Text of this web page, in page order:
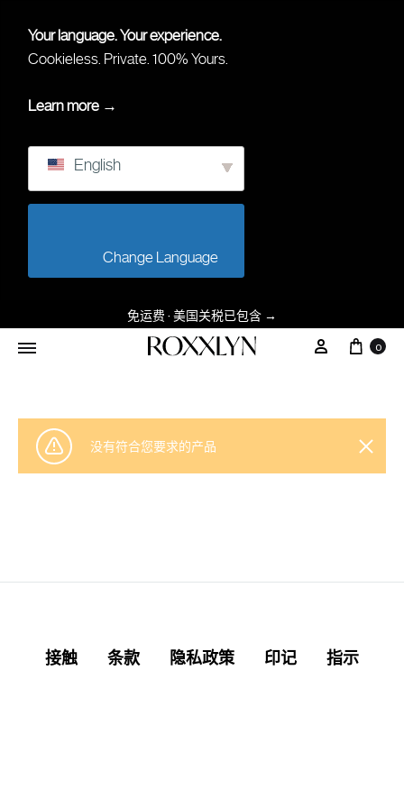
Your language. Your experience.
Cookieless. Private. 100% Yours.
Learn more →
English
免运费 · 美国关税已包含 →
我的帐户
大车
0
没有符合您要求的产品
接触 条款 隐私政策 印记 指示